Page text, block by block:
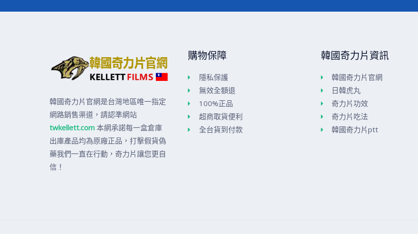
韓國奇力片官網是台灣地區唯一指定
網路銷售渠道，請認準網站
twkellett.com 本網承諾每一盒倉庫
出庫產品均為原廠正品，打擊假貨偽
藥我們一直在行動，奇力片讓您更自
信！
購物保障
隱私保護
無效全額退
100%正品
超商取貨便利
全台貨到付款
韓國奇力片資訊
韓國奇力片官網
日韓虎丸
奇力片功效
奇力片吃法
韓國奇力片ptt